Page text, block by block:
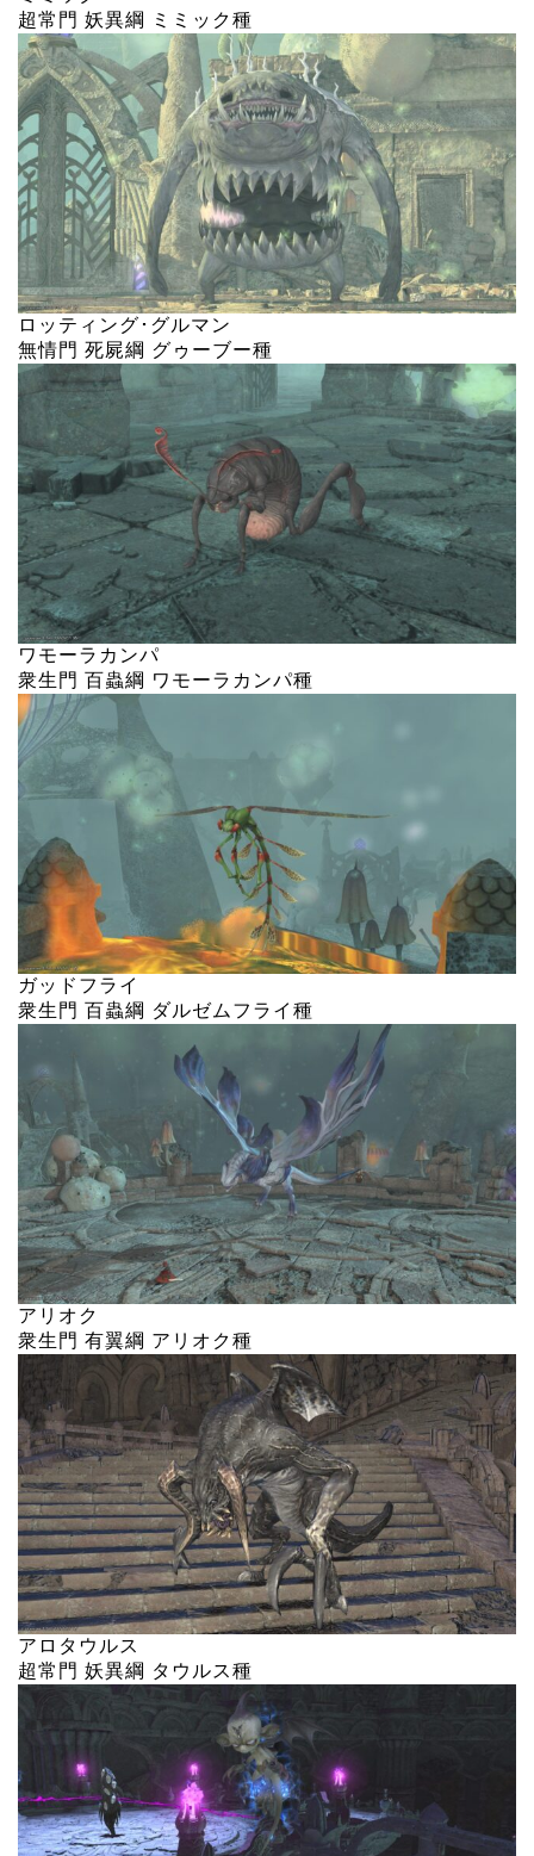
超常門 妖異綱 ミミック種
ロッティング･グルマン
無情門 死屍綱 グゥーブー種
ワモーラカンパ
衆生門 百蟲綱 ワモーラカンパ種
ガッドフライ
衆生門 百蟲綱 ダルゼムフライ種
アリオク
衆生門 有翼綱 アリオク種
アロタウルス
超常門 妖異綱 タウルス種